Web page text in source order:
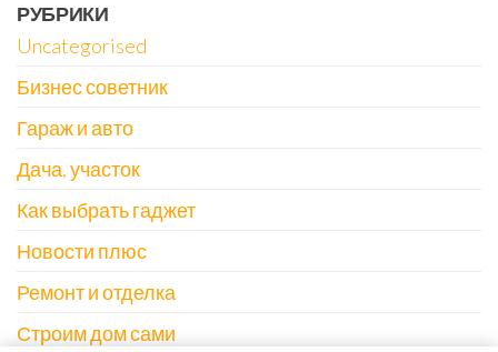
РУБРИКИ
Uncategorised
Бизнес советник
Гараж и авто
Дача, участок
Как выбрать гаджет
Новости плюс
Ремонт и отделка
Строим дом сами